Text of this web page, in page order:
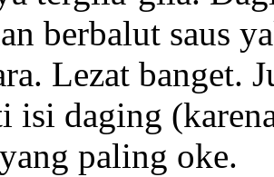
berbalut saus
Lezat banget.
isi daging
paling oke.